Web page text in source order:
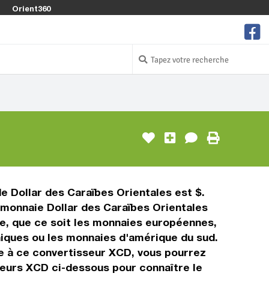
Orient360
Dollar des Caraïbes Orientales est $.
Dollar des Caraïbes Orientales
que ce soit les monnaies européennes,
ou les monnaies d'amérique du sud.
à ce convertisseur XCD, vous pourrez
XCD ci-dessous pour connaître le